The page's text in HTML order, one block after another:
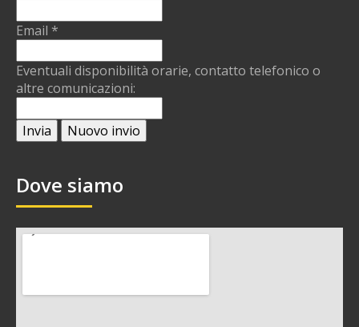
Email *
Eventuali disponibilità orarie, contatto telefonico o
altre comunicazioni:
Dove siamo